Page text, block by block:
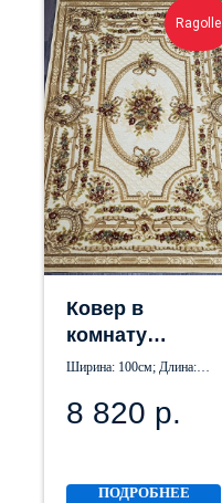
Ragolle
Ковер в
комнату
GENOVA 38399
Ширина: 100см; Длина:
8 820 р.
ПОДРОБНЕЕ